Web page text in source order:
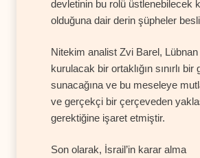
devletinin bu rolü üstlenebilecek
olduğuna dair derin şüpheler
Nitekim analist Zvi Barel,
kurulacak bir ortaklığın sınırlı bir
sunacağına ve bu meseleye
ve gerçekçi bir çerçeveden
gerektiğine işaret etmiştir.
Son olarak, İsrail’in karar alma